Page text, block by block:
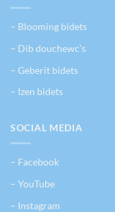
– Blooming bidets
– Dib douchewc’s
– Geberit bidets
– Izen bidets
SOCIAL MEDIA
– Facebook
– YouTube
– Instagram